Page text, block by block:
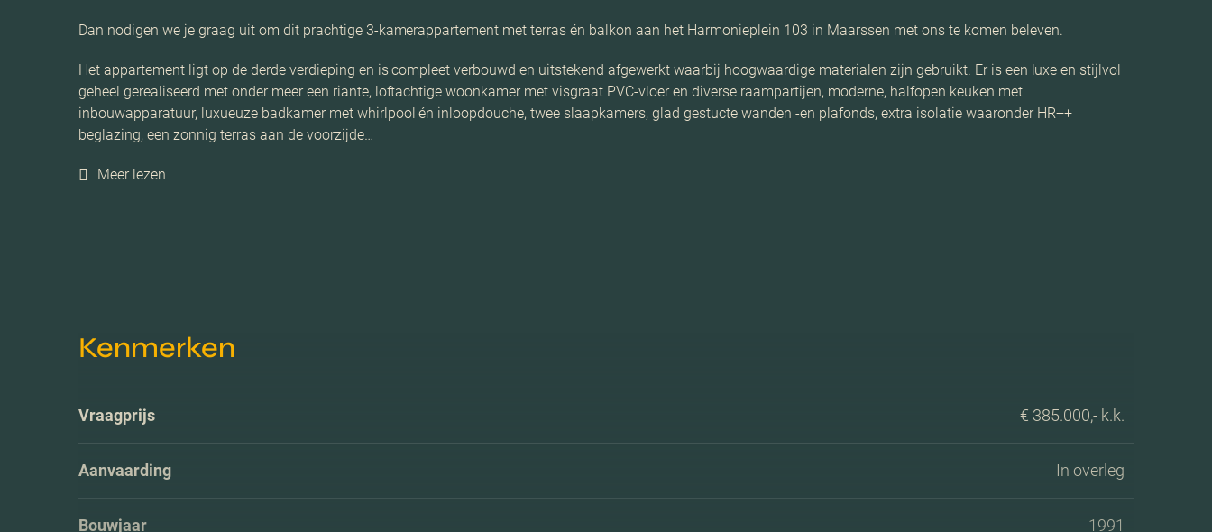
Dan nodigen we je graag uit om dit prachtige 3-kamerappartement met terras én balkon aan het Harmonieplein 103 in Maarssen met ons te komen beleven.
Het appartement ligt op de derde verdieping en is compleet verbouwd en uitstekend afgewerkt waarbij hoogwaardige materialen zijn gebruikt. Er is een luxe en stijlvol
geheel gerealiseerd met onder meer een riante, loftachtige woonkamer met visgraat PVC-vloer en diverse raampartijen, moderne, halfopen keuken met
inbouwapparatuur, luxueuze badkamer met whirlpool én inloopdouche, twee slaapkamers, glad gestucte wanden -en plafonds, extra isolatie waaronder HR++
beglazing, een zonnig terras aan de voorzijde…
Meer lezen
Kenmerken
Vraagprijs € 385.000,- k.k.
Aanvaarding In overleg
Bouwjaar 1991